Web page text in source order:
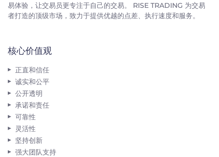
易体验，让交易员更专注于自己的交易。 RISE TRADING 为交易
者打造的顶级市场，致力于提供优越的点差、执行速度和服务。
核心价值观
正直和信任
诚实和公平
公开透明
承诺和责任
可靠性
灵活性
坚持创新
强大团队支持